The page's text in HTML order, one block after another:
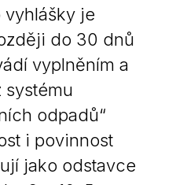
vyhlášky je
do 30 dnů
vyplněním a
systému
odpadů“
i povinnost
jako odstavce